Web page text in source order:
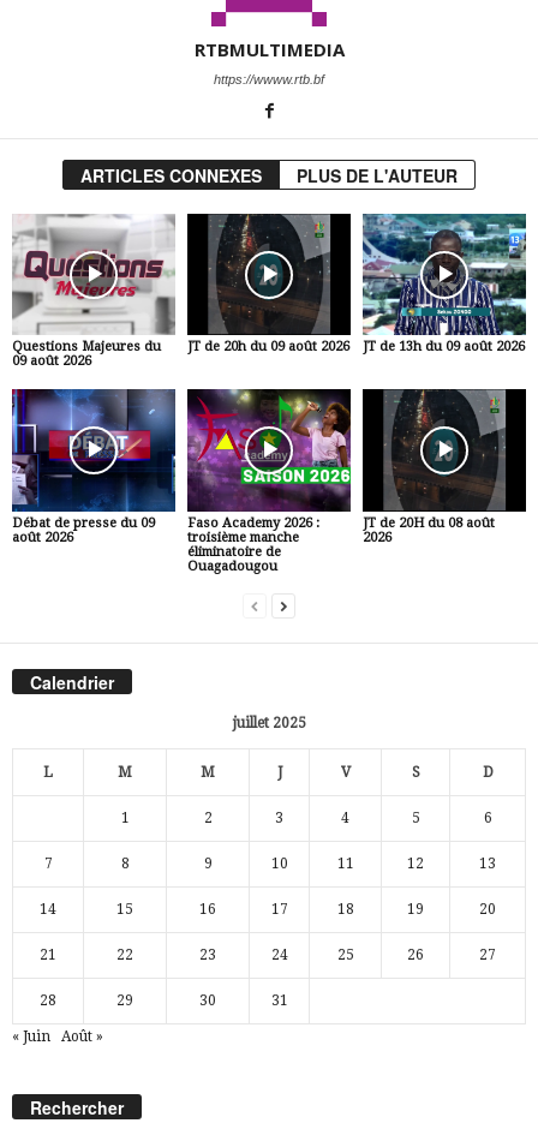
RTBMULTIMEDIA
https://wwww.rtb.bf
ARTICLES CONNEXES PLUS DE L'AUTEUR
Questions Majeures du
09 août 2026
JT de 20h du 09 août 2026 JT de 13h du 09 août 2026
Débat de presse du 09
août 2026
Faso Academy 2026 :
troisième manche
éliminatoire de
Ouagadougou
JT de 20H du 08 août
2026
Calendrier
juillet 2025
L M M J V S D
1 2 3 4 5 6
7 8 9 10 11 12 13
14 15 16 17 18 19 20
21 22 23 24 25 26 27
28 29 30 31
« Juin Août »
Rechercher